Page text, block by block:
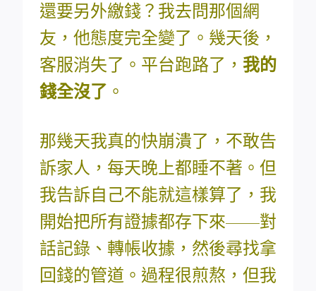
還要另外繳錢？我去問那個網
友，他態度完全變了。幾天後，
客服消失了。平台跑路了， 我的
錢全沒了 。
那幾天我真的快崩潰了，不敢告
訴家人，每天晚上都睡不著。但
我告訴自己不能就這樣算了，我
開始把所有證據都存下來——對
話記錄、轉帳收據，然後尋找拿
回錢的管道。過程很煎熬，但我